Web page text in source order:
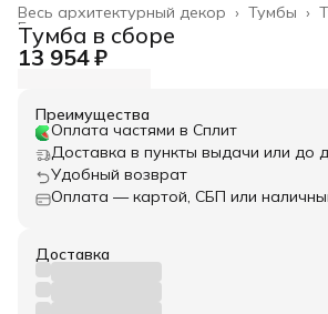
Тумбы ›
Весь архитектурный декор ›
Главная
Тумба в сборе
13 954 ₽
Преимущества
Оплата частями в Сплит
Доставка в пункты выдачи или до
Удобный возврат
Оплата — картой, СБП или
Доставка